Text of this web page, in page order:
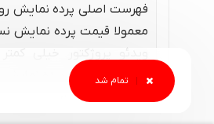
فهرست اصلی پرده نمایش رو
معمولا قیمت پرده نمایش
ویدئو پروژکتور خیلی
صرفه هست که پرده نمایش
اما ضروری نیست.